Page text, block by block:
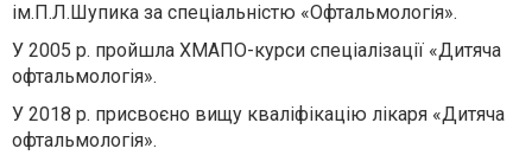
ім.П.Л.Шупика за спеціальністю «Офтальмологія».
У 2005 р. пройшла ХМАПО-курси спеціалізації «Дитяча
офтальмологія».
У 2018 р. присвоєно вищу кваліфікацію лікаря «Дитяча
офтальмологія».